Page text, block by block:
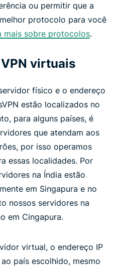
ou permitir que a
protocolo para você
mais sobre protocolos.
virtuais
físico e o endereço
estão localizados no
para alguns países, é
que atendam aos
por isso operamos
essas localidades. Por
na Índia estão
em Singapura e no
nossos servidores na
em Cingapura.
virtual, o endereço IP
país escolhido, mesmo